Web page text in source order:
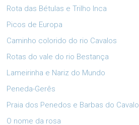
Rota das Bétulas e Trilho Inca
Picos de Europa
Caminho colorido do rio Cavalos
Rotas do vale do rio Bestança
Lameirinha e Nariz do Mundo
Peneda-Gerês
Praia dos Penedos e Barbas do Cavalo
O nome da rosa